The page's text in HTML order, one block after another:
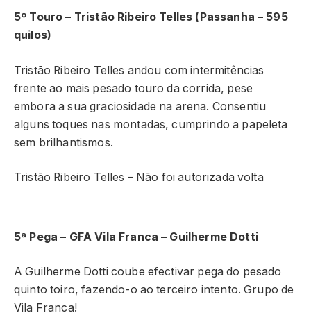
5º Touro – Tristão Ribeiro Telles (Passanha – 595
quilos)
Tristão Ribeiro Telles andou com intermitências
frente ao mais pesado touro da corrida, pese
embora a sua graciosidade na arena. Consentiu
alguns toques nas montadas, cumprindo a papeleta
sem brilhantismos.
Tristão Ribeiro Telles – Não foi autorizada volta
5ª Pega – GFA Vila Franca – Guilherme Dotti
A Guilherme Dotti coube efectivar pega do pesado
quinto toiro, fazendo-o ao terceiro intento. Grupo de
Vila Franca!